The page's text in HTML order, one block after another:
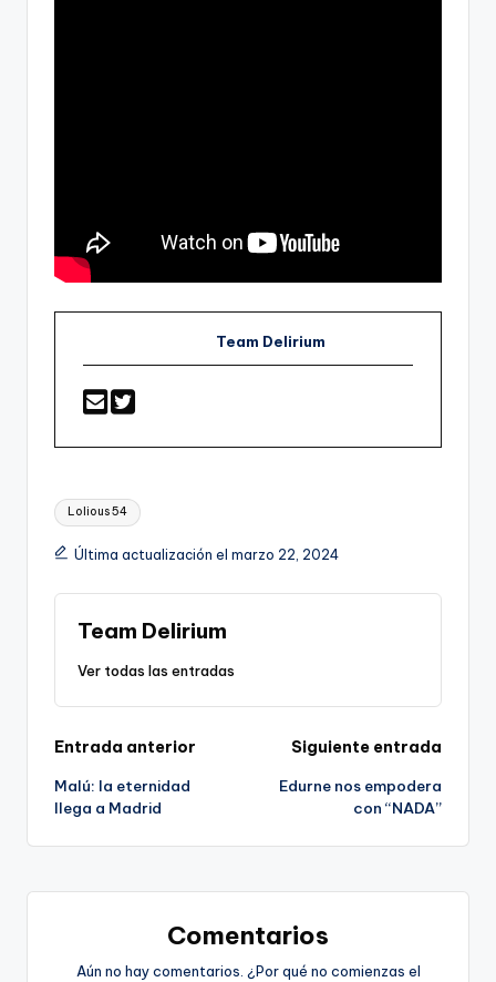
Team Delirium
Etiquetas:
Lolious 54
Última actualización el marzo 22, 2024
Team Delirium
Ver todas las entradas
Navegación
de
entradas
Entrada anterior
Malú: la eternidad
llega a Madrid
Siguiente entrada
Edurne nos empodera
con “NADA”
Comentarios
Aún no hay comentarios. ¿Por qué no comienzas el